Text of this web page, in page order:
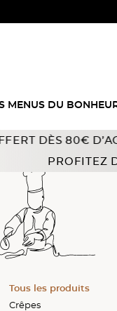
MENUS DU
D’ACHAT !Offre
PROFITEZ
Tous les produits
Paniers
Tous les produits
Feuilletés
Tous les produits
Crêpes
Tous les produits
Finger food